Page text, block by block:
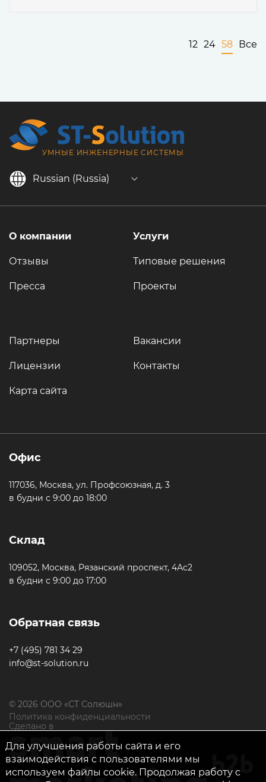
Ольга Кравченко
Здравствуйте! Готова помочь
вам. Напишите мне, если у
вас появятся вопросы.
12 24 58 Все
УМНЫЕ ИНЖЕНЕРНЫЕ СИСТЕМЫ
Russian (Russia)
О компании
Отзывы
Пресса
Услуги
Типовые решения
Проекты
Партнеры
Лицензии
Карта сайта
Вакансии
Контакты
Офис
117036, Москва, ул. Профсоюзная, д. 3
в будни с 9:00 до 18:00
Склад
109052, Москва, Рязанский проспект, 4Ас2
в будни с 9:00 до 17:00
Обратная связь
+7 (495) 781 34 29
info@st-solution.ru
© 2026 ООО «СТ Солюшн»
Политика конфиденциальности
Сделано в
Для улучшения работы сайта и его
взаимодействия с пользователями мы
используем файлы cookie. Продолжая работу с